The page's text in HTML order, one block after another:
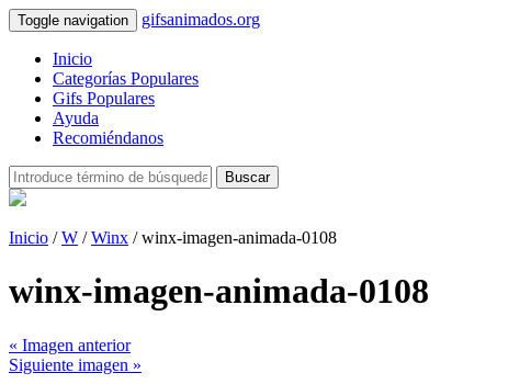
Toggle navigation gifsanimados.org
Inicio
Categorías Populares
Gifs Populares
Ayuda
Recomiéndanos
Buscar
Inicio /W /Winx / winx-imagen-animada-0108
winx-imagen-animada-0108
« Imagen anterior
Siguiente imagen »